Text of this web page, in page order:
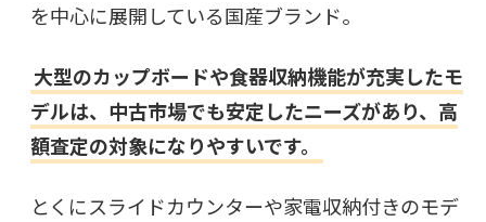
を中心に展開している国産ブランド。
大型のカップボードや食器収納機能が充実したモ
デルは、中古市場でも安定したニーズがあり、高
額査定の対象になりやすいです。
とくにスライドカウンターや家電収納付きのモデ